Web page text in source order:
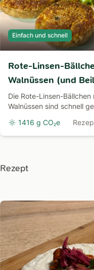
Einfach und schnell
Rote-Linsen-
Walnüssen (und
Salat)
Die Rote-Linsen-Bällchen
Walnüssen sind schnell
an den eigenen
angepasst werden.
1416 g CO₂e
Rezept